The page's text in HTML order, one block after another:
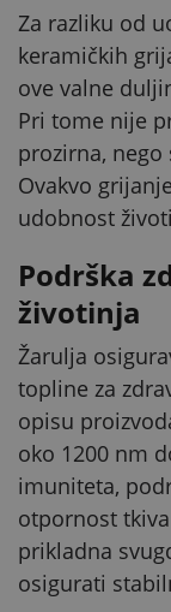
Za razliku od
keramičkih
ove valne
Pri tome nije
prozirna,
Ovakvo
udobnost
Podrška
životinja
Žarulja
topline za
opisu
oko 1200 nm
imuniteta,
otpornost
prikladna
osigurati